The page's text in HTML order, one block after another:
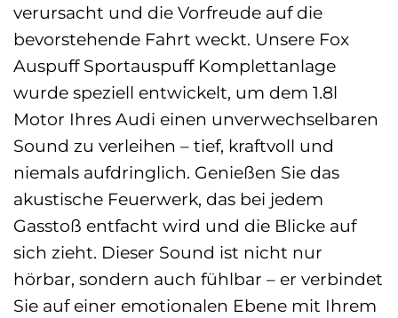
verursacht und die Vorfreude auf die
bevorstehende Fahrt weckt. Unsere Fox
Auspuff Sportauspuff Komplettanlage
wurde speziell entwickelt, um dem 1.8l
Motor Ihres Audi einen unverwechselbaren
Sound zu verleihen – tief, kraftvoll und
niemals aufdringlich. Genießen Sie das
akustische Feuerwerk, das bei jedem
Gasstoß entfacht wird und die Blicke auf
sich zieht. Dieser Sound ist nicht nur
hörbar, sondern auch fühlbar – er verbindet
Sie auf einer emotionalen Ebene mit Ihrem